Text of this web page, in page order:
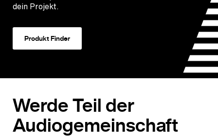
dein Projekt.
Produkt Finder
Werde Teil der
Audiogemeinschaft